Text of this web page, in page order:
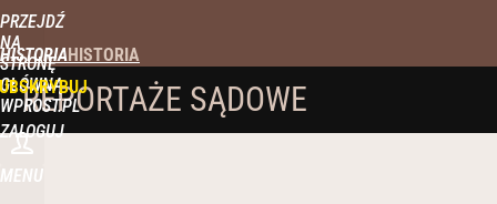
PRZEJDŹ
NA
STRONĘ
GŁÓWNĄ
WPROST.PL
HISTORIA
ZALOGUJ
MENU
REPORTAŻE SĄDOWE